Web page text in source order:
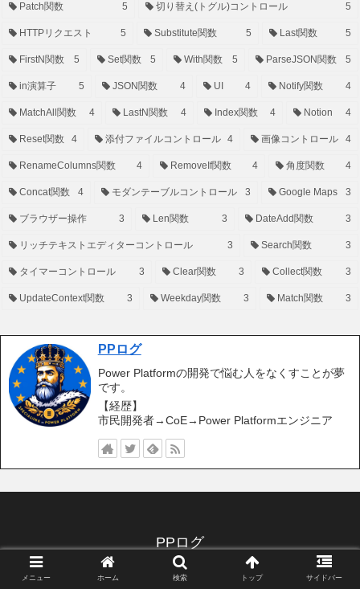
Patch関数 5 切り替え(トグル)コントロール 5
HTTPリクエスト 5 Substitute関数 5 Last関数 5
FirstN関数 5 Set関数 5 With関数 5 ParseJSON関数 5
in演算子 5 JSON関数 4 UI 4 Notify関数 4
MatchAll関数 4 LastN関数 4 Index関数 4 Notion 4
Reset関数 4 添付ファイルコントロール 4 画像コントロール 4
RenameColumns関数 4 RemoveIf関数 4 角度関数 4
Concat関数 4 モダンテーブルコントロール 3 Google Maps 3
ブラウザー操作 3 Len関数 3 DateAdd関数 3
リッチテキストエディターコントロール 3 Search関数 3
タイマーコントロール 3 Clear関数 3 Collect関数 3
UpdateContext関数 3 Weekday関数 3 Match関数 3
PPログ
Power Platformの開発で悩む人をなくすことが夢
です。
【経歴】
市民開発者→CoE→Power Platformエンジニア
PPログ
© 2020 PPログ.
メニュー ホーム 検索 トップ サイドバー